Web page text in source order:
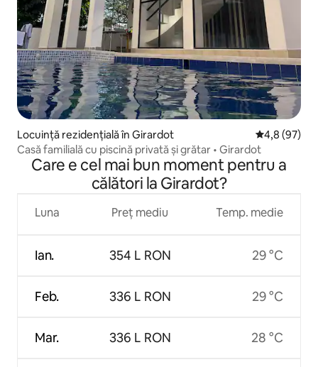
Locuință rezidențială în Girardot Scor mediu
4,8 (97)
Casă familială cu piscină privată și grătar • Girardot
Care e cel mai bun moment pentru a
călători la Girardot?
Luna
Ian.
Feb.
Mar.
Preț mediu
354 L RON
336 L RON
336 L RON
Temp. medie
29 °C
29 °C
28 °C